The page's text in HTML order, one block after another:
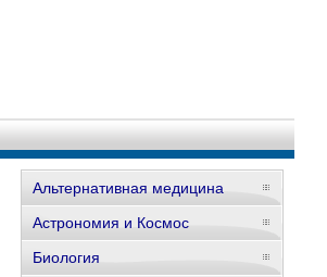
Альтернативная медицина
Астрономия и Космос
Биология